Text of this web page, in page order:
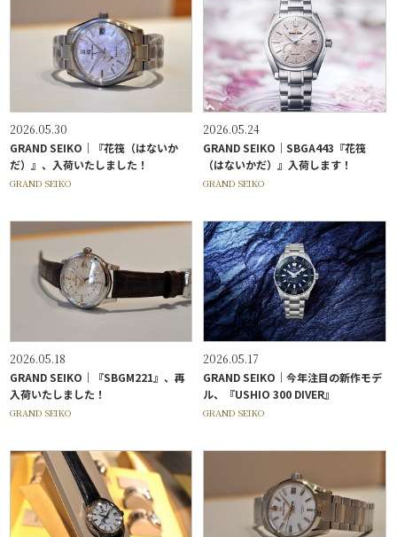
2026.05.30
GRAND SEIKO｜『花筏（はないか
だ）』、入荷いたしました！
GRAND SEIKO
2026.05.24
GRAND SEIKO｜SBGA443『花筏
（はないかだ）』入荷します！
GRAND SEIKO
2026.05.18
GRAND SEIKO｜『SBGM221』、再
入荷いたしました！
GRAND SEIKO
2026.05.17
GRAND SEIKO｜今年注目の新作モデ
ル、『USHIO 300 DIVER』
GRAND SEIKO